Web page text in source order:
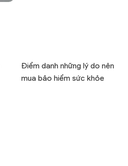
Điểm danh những lý do nên
mua bảo hiểm sức khỏe